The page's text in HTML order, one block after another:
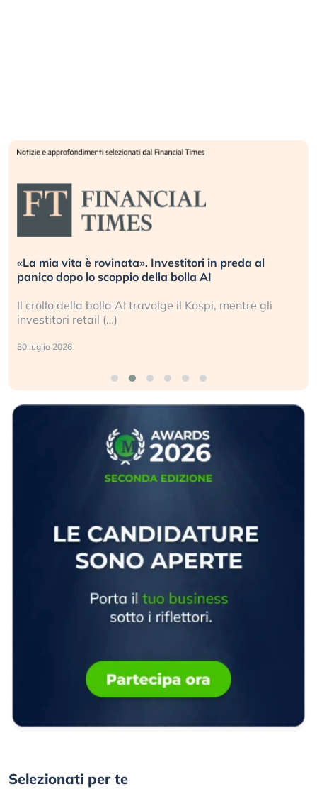
Quando la finanza pesa più dell’economia reale.
L’America sta ripetendo gli errori del 2008?
La ricchezza mondiale cresce, ma è sempre più
sganciata dall’economia reale. (…)
24 luglio 2026
Selezionati per te